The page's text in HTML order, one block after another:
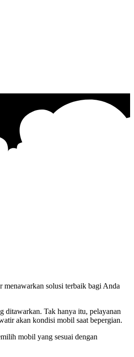
menawarkan solusi terbaik bagi Anda
ditawarkan. Tak hanya itu, pelayanan
akan kondisi mobil saat bepergian.
mobil yang sesuai dengan